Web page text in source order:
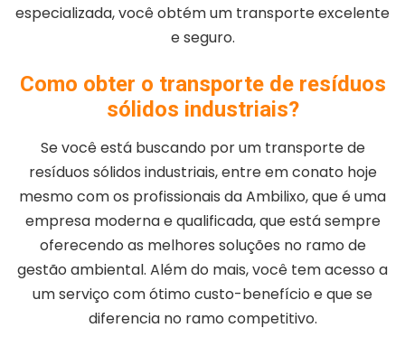
especializada, você obtém um transporte excelente
e seguro.
Como obter o transporte de resíduos
sólidos industriais?
Se você está buscando por um transporte de
resíduos sólidos industriais, entre em conato hoje
mesmo com os profissionais da Ambilixo, que é uma
empresa moderna e qualificada, que está sempre
oferecendo as melhores soluções no ramo de
gestão ambiental. Além do mais, você tem acesso a
um serviço com ótimo custo-benefício e que se
diferencia no ramo competitivo.